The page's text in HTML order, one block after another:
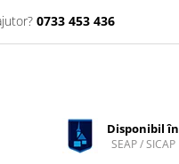
0733 453 436
Disponibil în
SEAP / SICAP